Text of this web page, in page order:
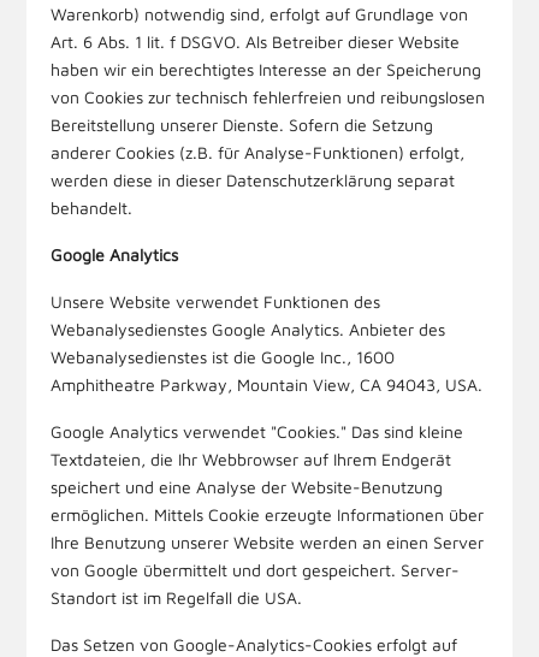
Warenkorb) notwendig sind, erfolgt auf Grundlage von
Art. 6 Abs. 1 lit. f DSGVO. Als Betreiber dieser Website
haben wir ein berechtigtes Interesse an der Speicherung
von Cookies zur technisch fehlerfreien und reibungslosen
Bereitstellung unserer Dienste. Sofern die Setzung
anderer Cookies (z.B. für Analyse-Funktionen) erfolgt,
werden diese in dieser Datenschutzerklärung separat
behandelt.
Google Analytics
Unsere Website verwendet Funktionen des
Webanalysedienstes Google Analytics. Anbieter des
Webanalysedienstes ist die Google Inc., 1600
Amphitheatre Parkway, Mountain View, CA 94043, USA.
Google Analytics verwendet "Cookies." Das sind kleine
Textdateien, die Ihr Webbrowser auf Ihrem Endgerät
speichert und eine Analyse der Website-Benutzung
ermöglichen. Mittels Cookie erzeugte Informationen über
Ihre Benutzung unserer Website werden an einen Server
von Google übermittelt und dort gespeichert. Server-
Standort ist im Regelfall die USA.
Das Setzen von Google-Analytics-Cookies erfolgt auf